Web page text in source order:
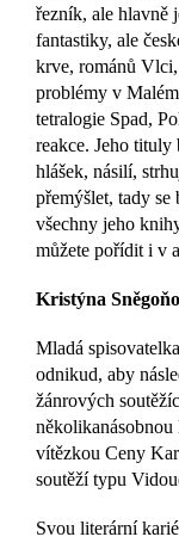
řezník, ale hlavně
fantastiky, ale
krve, románů
problémy v
tetralogie Spad,
reakce. Jeho tituly
hlášek, násilí,
přemýšlet, tady
všechny jeho
můžete pořídit i v
Kristýna
Mladá
odnikud, aby
žánrových
vítězkou Ceny
soutěží typu
Svou literární